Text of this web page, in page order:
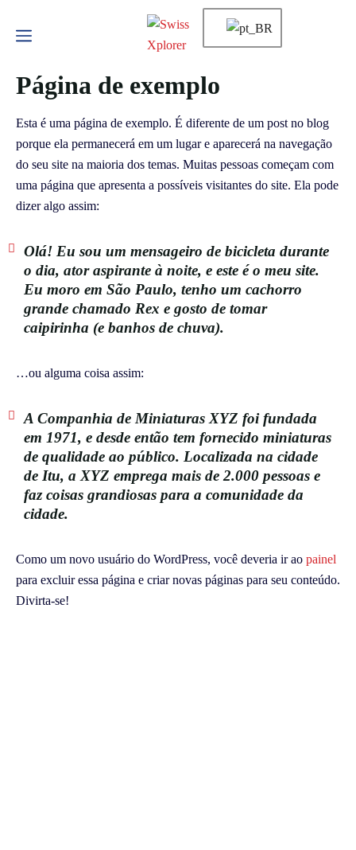
Página de exemplo
Esta é uma página de exemplo. É diferente de um post no blog
porque ela permanecerá em um lugar e aparecerá na navegação
do seu site na maioria dos temas. Muitas pessoas começam com
uma página que apresenta a possíveis visitantes do site. Ela pode
dizer algo assim:
Olá! Eu sou um mensageiro de bicicleta durante
o dia, ator aspirante à noite, e este é o meu site.
Eu moro em São Paulo, tenho um cachorro
grande chamado Rex e gosto de tomar
caipirinha (e banhos de chuva).
…ou alguma coisa assim:
A Companhia de Miniaturas XYZ foi fundada
em 1971, e desde então tem fornecido miniaturas
de qualidade ao público. Localizada na cidade
de Itu, a XYZ emprega mais de 2.000 pessoas e
faz coisas grandiosas para a comunidade da
cidade.
Como um novo usuário do WordPress, você deveria ir ao painel
para excluir essa página e criar novas páginas para seu conteúdo.
Divirta-se!